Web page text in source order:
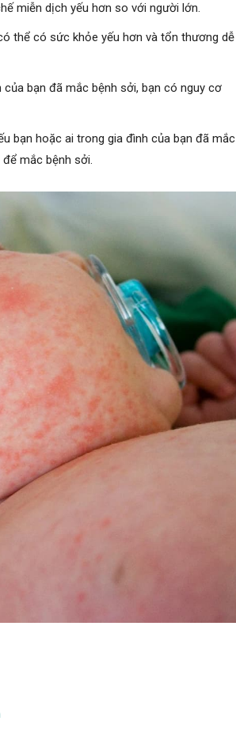
miễn dịch yếu hơn so với người lớn.
thể có sức khỏe yếu hơn và tổn thương dễ
bạn đã mắc bệnh sởi, bạn có nguy cơ
bạn hoặc ai trong gia đình của bạn đã mắc
mắc bệnh sởi.